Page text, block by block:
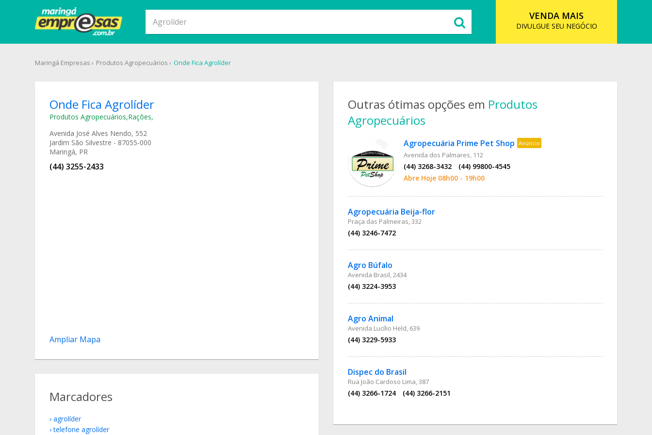
VENDA MAIS
DIVULGUE SEU NEGÓCIO
Maringá Empresas Produtos Agropecuários Onde Fica Agrolíder
Onde Fica Agrolíder
Produtos Agropecuários,Rações,
Avenida José Alves Nendo, 552
Jardim São Silvestre - 87055-000
Maringá, PR
(44) 3255-2433
Ampliar Mapa
Outras ótimas opções em Produtos
Agropecuários
Agropecuária Prime Pet Shop Anúncio
Avenida dos Palmares, 112
(44) 3268-3432
(44) 99800-4545
Abre Hoje 08h00 - 19h00
Agropecuária Beija-flor
Praça das Palmeiras, 332
(44) 3246-7472
Agro Búfalo
Avenida Brasil, 2434
(44) 3224-3953
Agro Animal
Avenida Lucílio Held, 639
(44) 3229-5933
Dispec do Brasil
Rua João Cardoso Lima, 387
(44) 3266-1724 (44) 3266-2151
Marcadores
agrolíder
telefone agrolíder